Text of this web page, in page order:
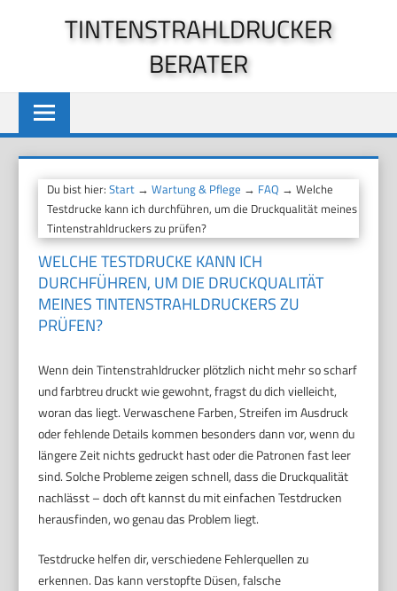
TINTENSTRAHLDRUCKER
BERATER
Du bist hier:Start →Wartung & Pflege → FAQ → Welche
Testdrucke kann ich durchführen, um die Druckqualität meines
Tintenstrahldruckers zu prüfen?
WELCHE TESTDRUCKE KANN ICH
DURCHFÜHREN, UM DIE DRUCKQUALITÄT
MEINES TINTENSTRAHLDRUCKERS ZU
PRÜFEN?
Wenn dein Tintenstrahldrucker plötzlich nicht mehr so scharf
und farbtreu druckt wie gewohnt, fragst du dich vielleicht,
woran das liegt. Verwaschene Farben, Streifen im Ausdruck
oder fehlende Details kommen besonders dann vor, wenn du
längere Zeit nichts gedruckt hast oder die Patronen fast leer
sind. Solche Probleme zeigen schnell, dass die Druckqualität
nachlässt – doch oft kannst du mit einfachen Testdrucken
herausfinden, wo genau das Problem liegt.
Testdrucke helfen dir, verschiedene Fehlerquellen zu
erkennen. Das kann verstopfte Düsen, falsche